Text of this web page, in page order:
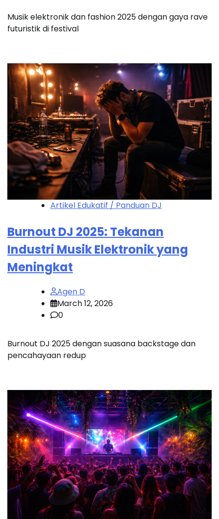
Musik elektronik dan fashion 2025 dengan gaya rave
futuristik di festival
Artikel Edukatif / Panduan DJ
Burnout DJ 2025: Tekanan
Industri Musik Elektronik yang
Meningkat
Agen D
March 12, 2026
0
Burnout DJ 2025 dengan suasana backstage dan
pencahayaan redup